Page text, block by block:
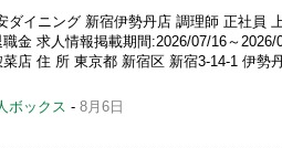
ダイニング 新宿伊勢丹店 調理師 正社員
金 求人情報掲載期間:2026/07/16～
菜店 住 所 東京都 新宿区 新宿3-14-1 伊勢
ボックス - 8月6日